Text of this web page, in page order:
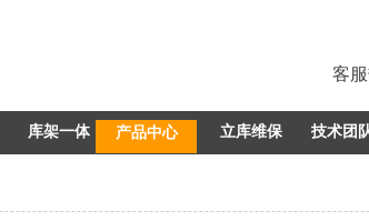
客
库架一体 产品中心 立库维保 技术团